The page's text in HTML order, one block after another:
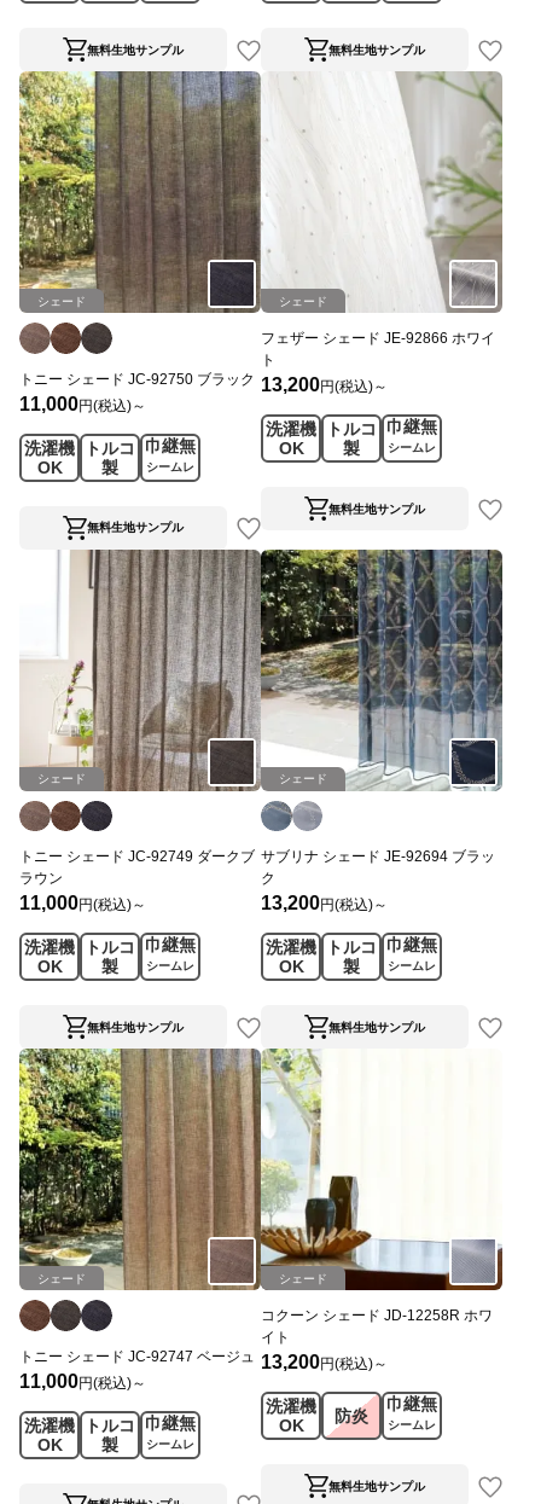
ス
無料生地サンプル
ス
無料生地サンプル
シェード
トニー シェード JC-92750 ブラック
11,000円(税込)～
洗濯機
OK
トルコ
製
巾継無
シームレ
ス
無料生地サンプル
シェード
フェザー シェード JE-92866 ホワイ
ト
13,200円(税込)～
洗濯機
OK
トルコ
製
巾継無
シームレ
ス
無料生地サンプル
シェード
トニー シェード JC-92749 ダークブ
ラウン
11,000円(税込)～
洗濯機
OK
トルコ
製
巾継無
シームレ
ス
無料生地サンプル
シェード
サブリナ シェード JE-92694 ブラッ
ク
13,200円(税込)～
洗濯機
OK
トルコ
製
巾継無
シームレ
ス
無料生地サンプル
シェード
トニー シェード JC-92747 ベージュ
11,000円(税込)～
洗濯機
OK
トルコ
製
巾継無
シームレ
ス
シェード
コクーン シェード JD-12258R ホワ
イト
13,200円(税込)～
洗濯機
OK
防炎
巾継無
シームレ
ス
無料生地サンプル